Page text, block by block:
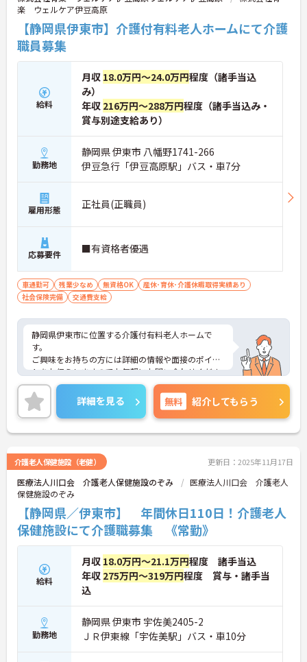
楽 ウェルケア伊豆高原
【静岡県伊東市】介護付有料老人ホームにて介護
職員募集
給料
月収 18.0万円～24.0万円程度（諸手当込
み）
年収 216万円～288万円程度（諸手当込み・
賞与別途支給あり）
勤務地
静岡県 伊東市 八幡野1741-266
伊豆急行「伊豆高原駅」バス・車7分
雇用形態 正社員(正職員)
応募要件 ■有資格者優遇
車通勤可 残業少なめ 無資格OK
産休･育休･介護休暇取得実績あり
社会保険完備
交通費支給
静岡県伊東市に位置する介護付有料老人ホームで
す。
ご興味をお持ちの方には詳細の情報や面接のポイン
トをお伝えしますのでお気軽にお問い合わせくださ
いませ。
詳細を見る 無料 紹介してもらう
介護老人保健施設（老健） 更新日：2025年11月17日
医療法人川口会 介護老人保健施設のぞみ
医療法人川口会 介護老人
保健施設のぞみ
【静岡県／伊東市】 年間休日110日！介護老人
保健施設にて介護職募集 《常勤》
給料
月収 18.0万円～21.1万円程度 諸手当込
年収 275万円～319万円程度 賞与・諸手当
込
勤務地
静岡県 伊東市 宇佐美2405-2
ＪＲ伊東線「宇佐美駅」バス・車10分